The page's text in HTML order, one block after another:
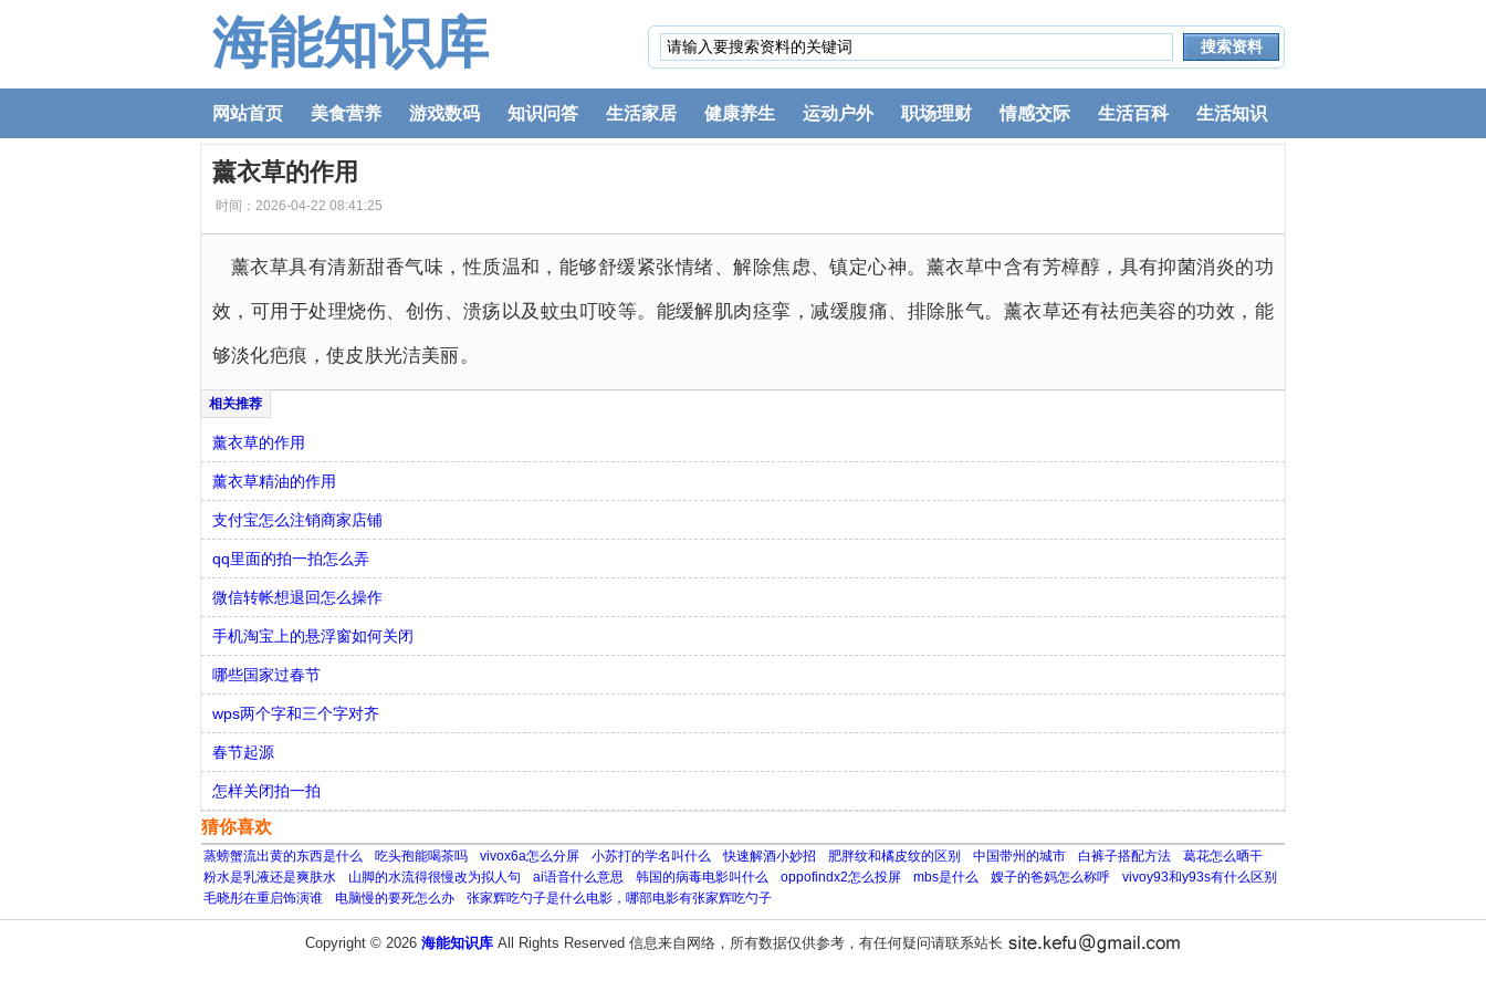
海能知识库
网站首页 美食营养 游戏数码 知识问答 生活家居 健康养生 运动户外 职场理财 情感交际 生活百科 生活知识
薰衣草的作用
时间：2026-04-22 08:41:25
薰衣草具有清新甜香气味，性质温和，能够舒缓紧张情绪、解除焦虑、镇定心神。薰衣草中含有芳樟醇，具有抑菌消炎的功
效，可用于处理烧伤、创伤、溃疡以及蚊虫叮咬等。能缓解肌肉痉挛，减缓腹痛、排除胀气。薰衣草还有祛疤美容的功效，能
够淡化疤痕，使皮肤光洁美丽。
薰衣草的作用
薰衣草精油的作用
支付宝怎么注销商家店铺
qq里面的拍一拍怎么弄
微信转帐想退回怎么操作
手机淘宝上的悬浮窗如何关闭
哪些国家过春节
wps两个字和三个字对齐
春节起源
怎样关闭拍一拍
猜你喜欢
蒸螃蟹流出黄的东西是什么 吃头孢能喝茶吗 vivox6a怎么分屏 小苏打的学名叫什么 快速解酒小妙招 肥胖纹和橘皮纹的区别 中国带州的城市 白裤子搭配方法
葛花怎么晒干
粉水是乳液还是爽肤水
山脚的水流得很慢改为拟人句 ai语音什么意思 韩国的病毒电影叫什么 oppofindx2怎么投屏 mbs是什么 嫂子的爸妈怎么称呼
vivoy93和y93s有什么区别
毛晓彤在重启饰演谁
电脑慢的要死怎么办 张家辉吃勺子是什么电影，哪部电影有张家辉吃勺子
Copyright © 2026 海能知识库All Rights Reserved 信息来自网络，所有数据仅供参考，有任何疑问请联系站长